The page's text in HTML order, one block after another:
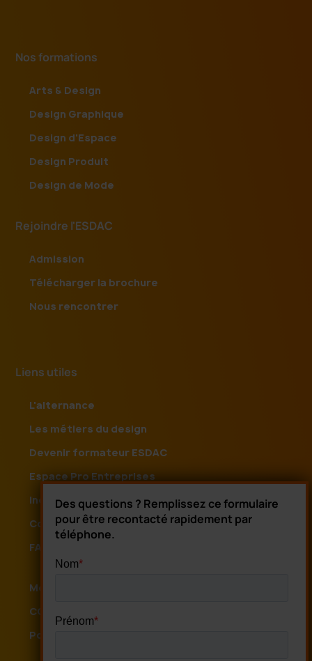
Nos formations
Arts & Design
Design Graphique
Design d'Espace
Design Produit
Design de Mode
Rejoindre l'ESDAC
Admission
Télécharger la brochure
Nous rencontrer
Liens utiles
L'alternance
Les métiers du design
Devenir formateur ESDAC
Espace Pro Entreprises
Indicateurs de performance
Contact
FAQ
Mentions légales
CGV
Politique de confidentialité
Des questions ? Remplissez ce formulaire
pour être recontacté rapidement par
téléphone.